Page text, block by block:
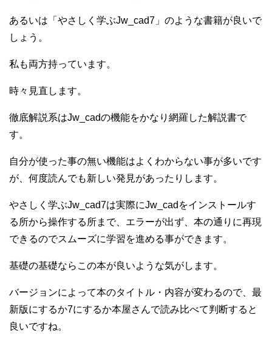
あるいは「やさしく学ぶJw_cad7」のような書籍が良いで
しょう。
私も両方持っています。
時々見直します。
徹底解説系はJw_cadの機能をかなり網羅した解説書で
す。
自分が使った事の無い機能はよくわからない事が多いです
が、何度読んでも新しい発見があったりします。
やさしく学ぶJw_cad7は実際にJw_cadをインストールす
る所から操作する所まで、エラーが出ず、本の通りに再現
できるのでスムーズに学習を進める事ができます。
基礎の基礎ならこの本が良いような気がします。
バージョンによって本のタイトル・内容が変わるので、最
新版にするか7にするか本屋さんで読み比べて判断すると
良いですね。